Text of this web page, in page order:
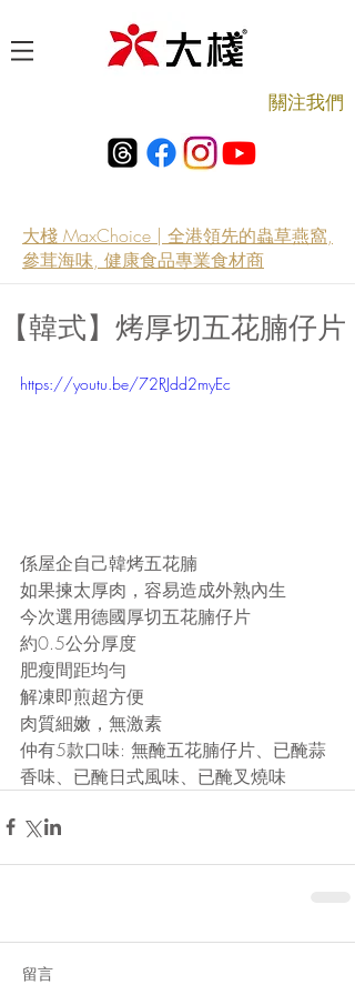
​關注我們
大棧 MaxChoice | 全港領先的蟲草燕窩,
參茸海味, 健康食品專業食材商
【韓式】烤厚切五花腩仔片
https://youtu.be/72RJdd2myEc
係屋企自己韓烤五花腩
如果揀太厚肉，容易造成外熟內生
今次選用德國厚切五花腩仔片
約0.5公分厚度
肥瘦間距均勻
解凍即煎超方便
肉質細嫩，無激素
仲有5款口味: 無醃五花腩仔片、已醃蒜
香味、已醃日式風味、已醃叉燒味
留言